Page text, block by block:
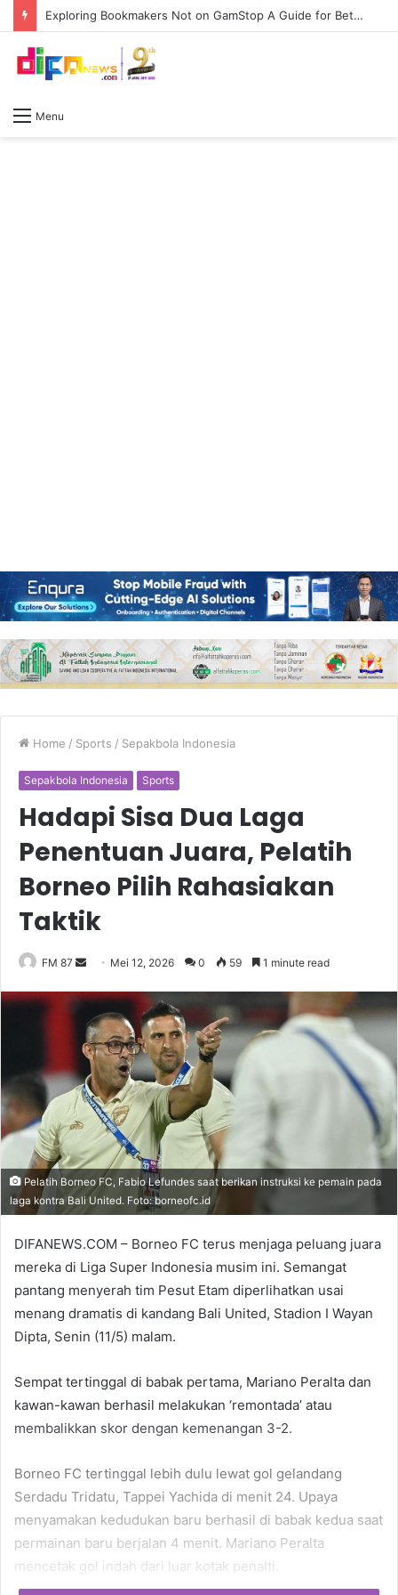
Exploring Bookmakers Not on GamStop A Guide for Bettors
Menu
Home / Sports / Sepakbola Indonesia
Sepakbola Indonesia Sports
Hadapi Sisa Dua Laga
Penentuan Juara, Pelatih
Borneo Pilih Rahasiakan
Taktik
FM 87
Send
email
Mei 12, 2026 0 59 1 minute read
Pelatih Borneo FC, Fabio Lefundes saat berikan instruksi ke pemain pada
laga kontra Bali United. Foto: borneofc.id
DIFANEWS.COM – Borneo FC terus menjaga peluang juara
mereka di Liga Super Indonesia musim ini. Semangat
pantang menyerah tim Pesut Etam diperlihatkan usai
menang dramatis di kandang Bali United, Stadion I Wayan
Dipta, Senin (11/5) malam.
Sempat tertinggal di babak pertama, Mariano Peralta dan
kawan-kawan berhasil melakukan ‘remontada’ atau
membalikkan skor dengan kemenangan 3-2.
Borneo FC tertinggal lebih dulu lewat gol gelandang
Serdadu Tridatu, Tappei Yachida di menit 24. Upaya
menyamakan kedudukan baru berhasil di babak kedua saat
permainan baru berjalan 4 menit. Mariano Peralta
mencetak gol indah dari luar kotak penalti.